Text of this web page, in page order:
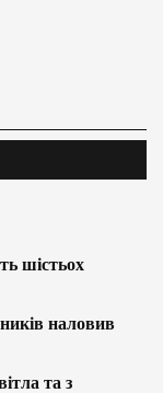
шістьох
наловив
та з